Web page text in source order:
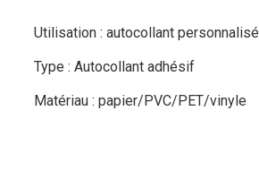
Utilisation : autocollant personnalisé
Type : Autocollant adhésif
Matériau : papier/PVC/PET/vinyle